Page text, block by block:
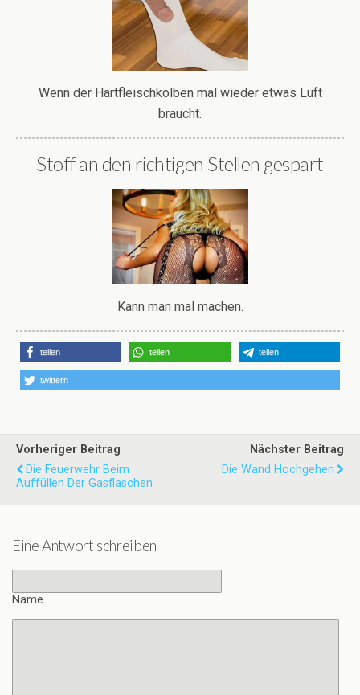
Wenn der Hartfleischkolben mal wieder etwas Luft
braucht.
Stoff an den richtigen Stellen gespart
Kann man mal machen.
teilen teilen teilen
twittern
Vorheriger Beitrag
Die Feuerwehr Beim
Auffüllen Der Gasflaschen
Nächster Beitrag
Die Wand Hochgehen
Eine Antwort schreiben
Name